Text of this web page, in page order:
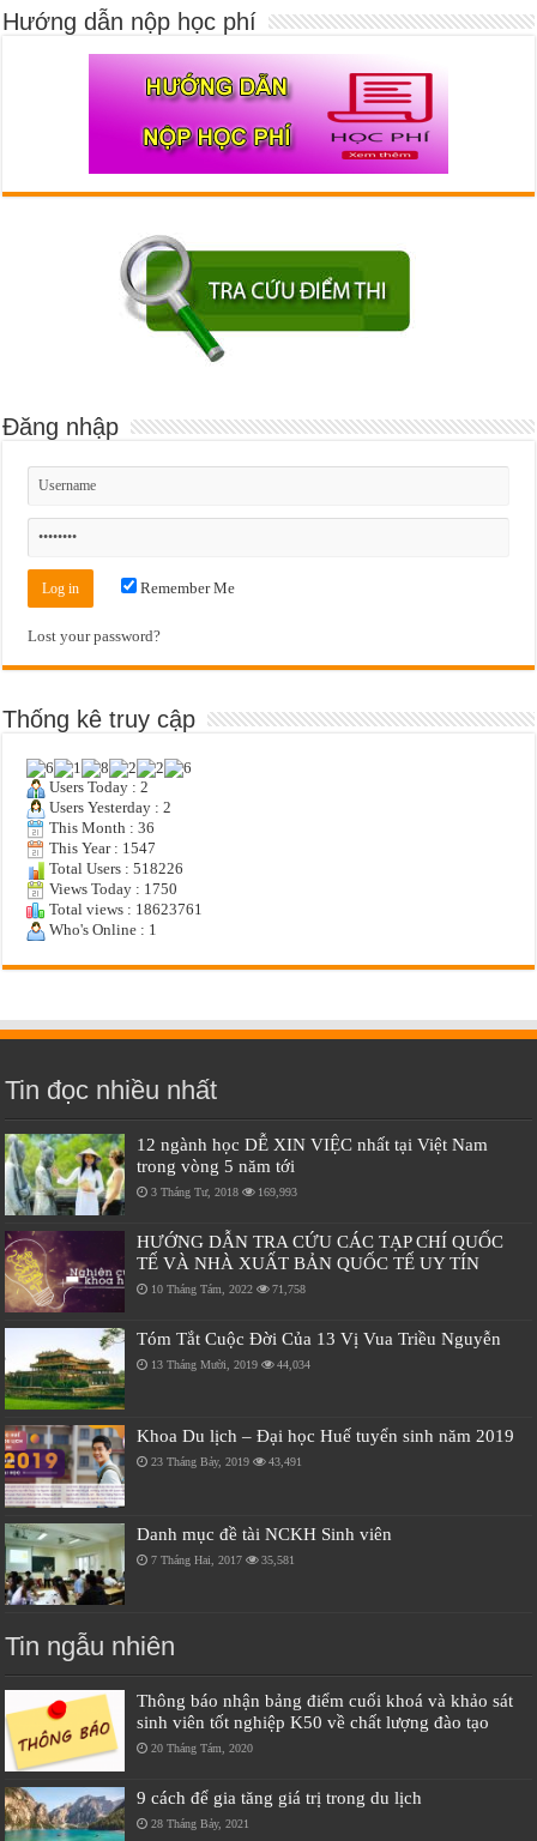
Hướng dẫn nộp học phí
Đăng nhập
Remember Me
Lost your password?
Thống kê truy cập
Users Today : 2
Users Yesterday : 2
This Month : 36
This Year : 1547
Total Users : 518226
Views Today : 1750
Total views : 18623761
Who's Online : 1
Tin đọc nhiều nhất
12 ngành học DỄ XIN VIỆC nhất tại Việt Nam
trong vòng 5 năm tới
3 Tháng Tư, 2018 169,993
HƯỚNG DẪN TRA CỨU CÁC TẠP CHÍ QUỐC
TẾ VÀ NHÀ XUẤT BẢN QUỐC TẾ UY TÍN
10 Tháng Tám, 2022 71,758
Tóm Tắt Cuộc Đời Của 13 Vị Vua Triều Nguyễn
13 Tháng Mười, 2019 44,034
Khoa Du lịch – Đại học Huế tuyển sinh năm 2019
23 Tháng Bảy, 2019 43,491
Danh mục đề tài NCKH Sinh viên
7 Tháng Hai, 2017 35,581
Tin ngẫu nhiên
Thông báo nhận bảng điểm cuối khoá và khảo sát
sinh viên tốt nghiệp K50 về chất lượng đào tạo
20 Tháng Tám, 2020
9 cách để gia tăng giá trị trong du lịch
28 Tháng Bảy, 2021